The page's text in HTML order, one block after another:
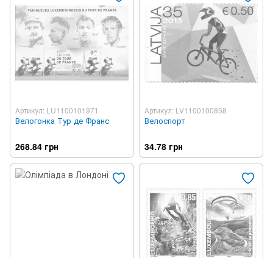
Артикул: LU1100101971
Велогонка Тур де Франс
268.84 грн
Артикул: LV1100100858
Велоспорт
34.78 грн